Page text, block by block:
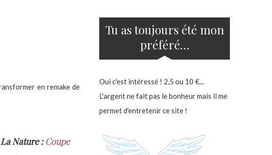
en remake de
Nature :Coupe
Tu as toujours été mon
préféré…
Oui c'est intéressé ! 2,5 ou 10 €...
L'argent ne fait pas le bonheur mais il me
permet d'entretenir ce site !